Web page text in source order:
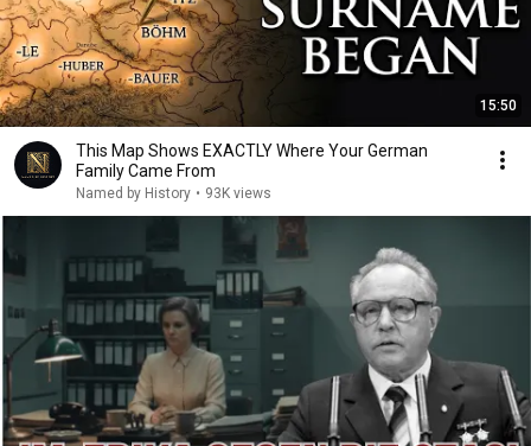
15:50
This Map Shows EXACTLY Where Your German
Family Came From
Named by History • 93K views